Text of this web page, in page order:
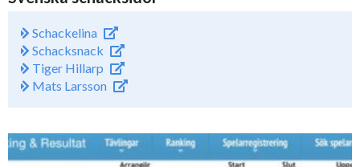
Schackelina
Schacksnack
Tiger Hillarp
Mats Larsson